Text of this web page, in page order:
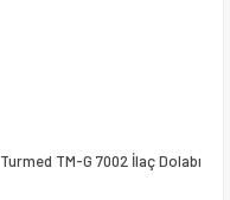
Turmed TM-G 7002 İlaç Dolabı